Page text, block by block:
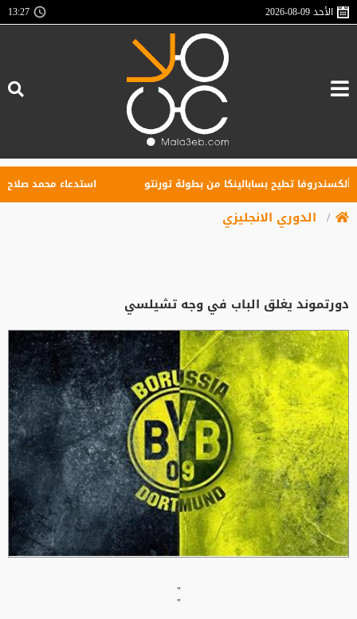
الأحد2026-08-09
13:27
تطيح بسابالينكا من بطولة تورنتو استدعاء محمد صلاح
الدوري الانجليزي
دورتموند يغلق الباب في وجه تشيلسي
"
"